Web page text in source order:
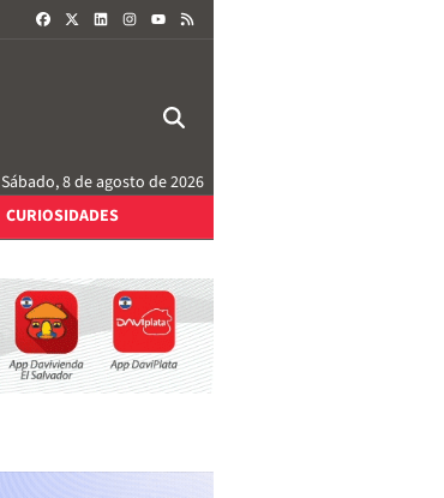
FACEBOOKLINKEDININSTAGRAM
Sábado, 8 de agosto de 2026
CURIOSIDADES